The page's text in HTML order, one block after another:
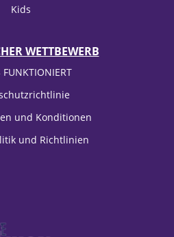
Kids
WETTBEWERB
FUNKTIONIERT
und Konditionen
und Richtlinien